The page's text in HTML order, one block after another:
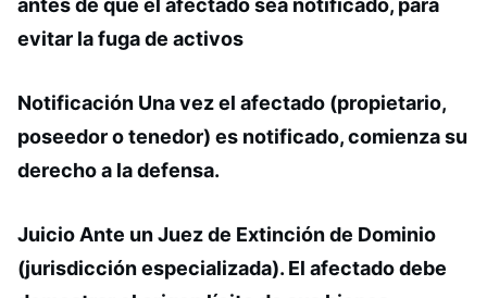
antes de que el afectado sea notificado, para
evitar la fuga de activos
Notificación Una vez el afectado (propietario,
poseedor o tenedor) es notificado, comienza su
derecho a la defensa.
Juicio Ante unJuez de Extinción de Dominio
(jurisdicción especializada). El afectado debe